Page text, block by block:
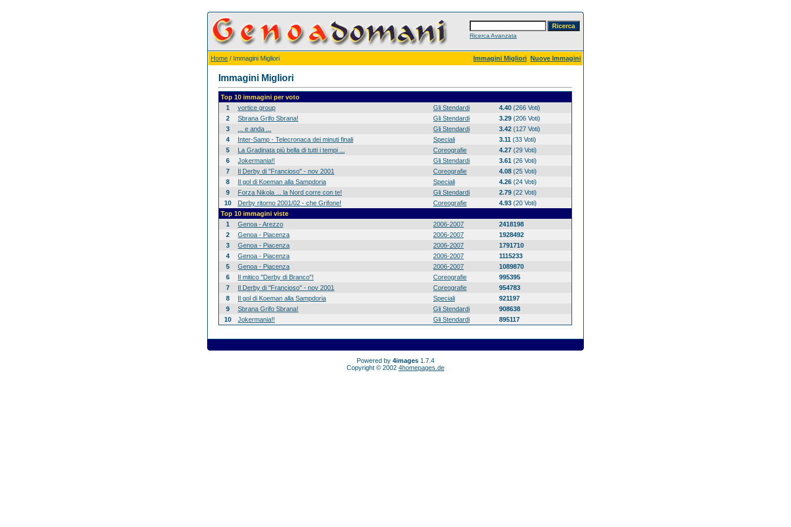
Ricerca Avanzata
Home / Immagini Migliori Immagini Migliori Nuove Immagini
Immagini Migliori
Top 10 immagini per voto
1
vortice group Gli Stendardi 4.40 (266 Voti)
2
Sbrana Grifo Sbrana! Gli Stendardi 3.29 (206 Voti)
3
... e anda ... Gli Stendardi 3.42 (127 Voti)
4
Inter-Samp - Telecronaca dei minuti finali Speciali 3.11 (33 Voti)
5
La Gradinata più bella di tutti i tempi ... Coreografie 4.27 (29 Voti)
6
Jokermania!! Gli Stendardi 3.61 (26 Voti)
7
Il Derby di "Francioso" - nov 2001 Coreografie 4.08 (25 Voti)
8
Il gol di Koeman alla Sampdoria Speciali 4.26 (24 Voti)
9
Forza Nikola ... la Nord corre con te! Gli Stendardi 2.79 (22 Voti)
10
Derby ritorno 2001/02 - che Grifone! Coreografie 4.93 (20 Voti)
Top 10 immagini viste
1
Genoa - Arezzo 2006-2007
2418198
2
Genoa - Piacenza 2006-2007
1928492
3
Genoa - Piacenza 2006-2007
1791710
4
Genoa - Piacenza 2006-2007
1115233
5
Genoa - Piacenza 2006-2007
1089870
6
Il mitico "Derby di Branco"! Coreografie
995395
7
Il Derby di "Francioso" - nov 2001 Coreografie
954783
8
Il gol di Koeman alla Sampdoria Speciali
921197
9
Sbrana Grifo Sbrana! Gli Stendardi
908638
10
Jokermania!! Gli Stendardi 895117
Powered by 4images 1.7.4
Copyright © 2002 4homepages.de